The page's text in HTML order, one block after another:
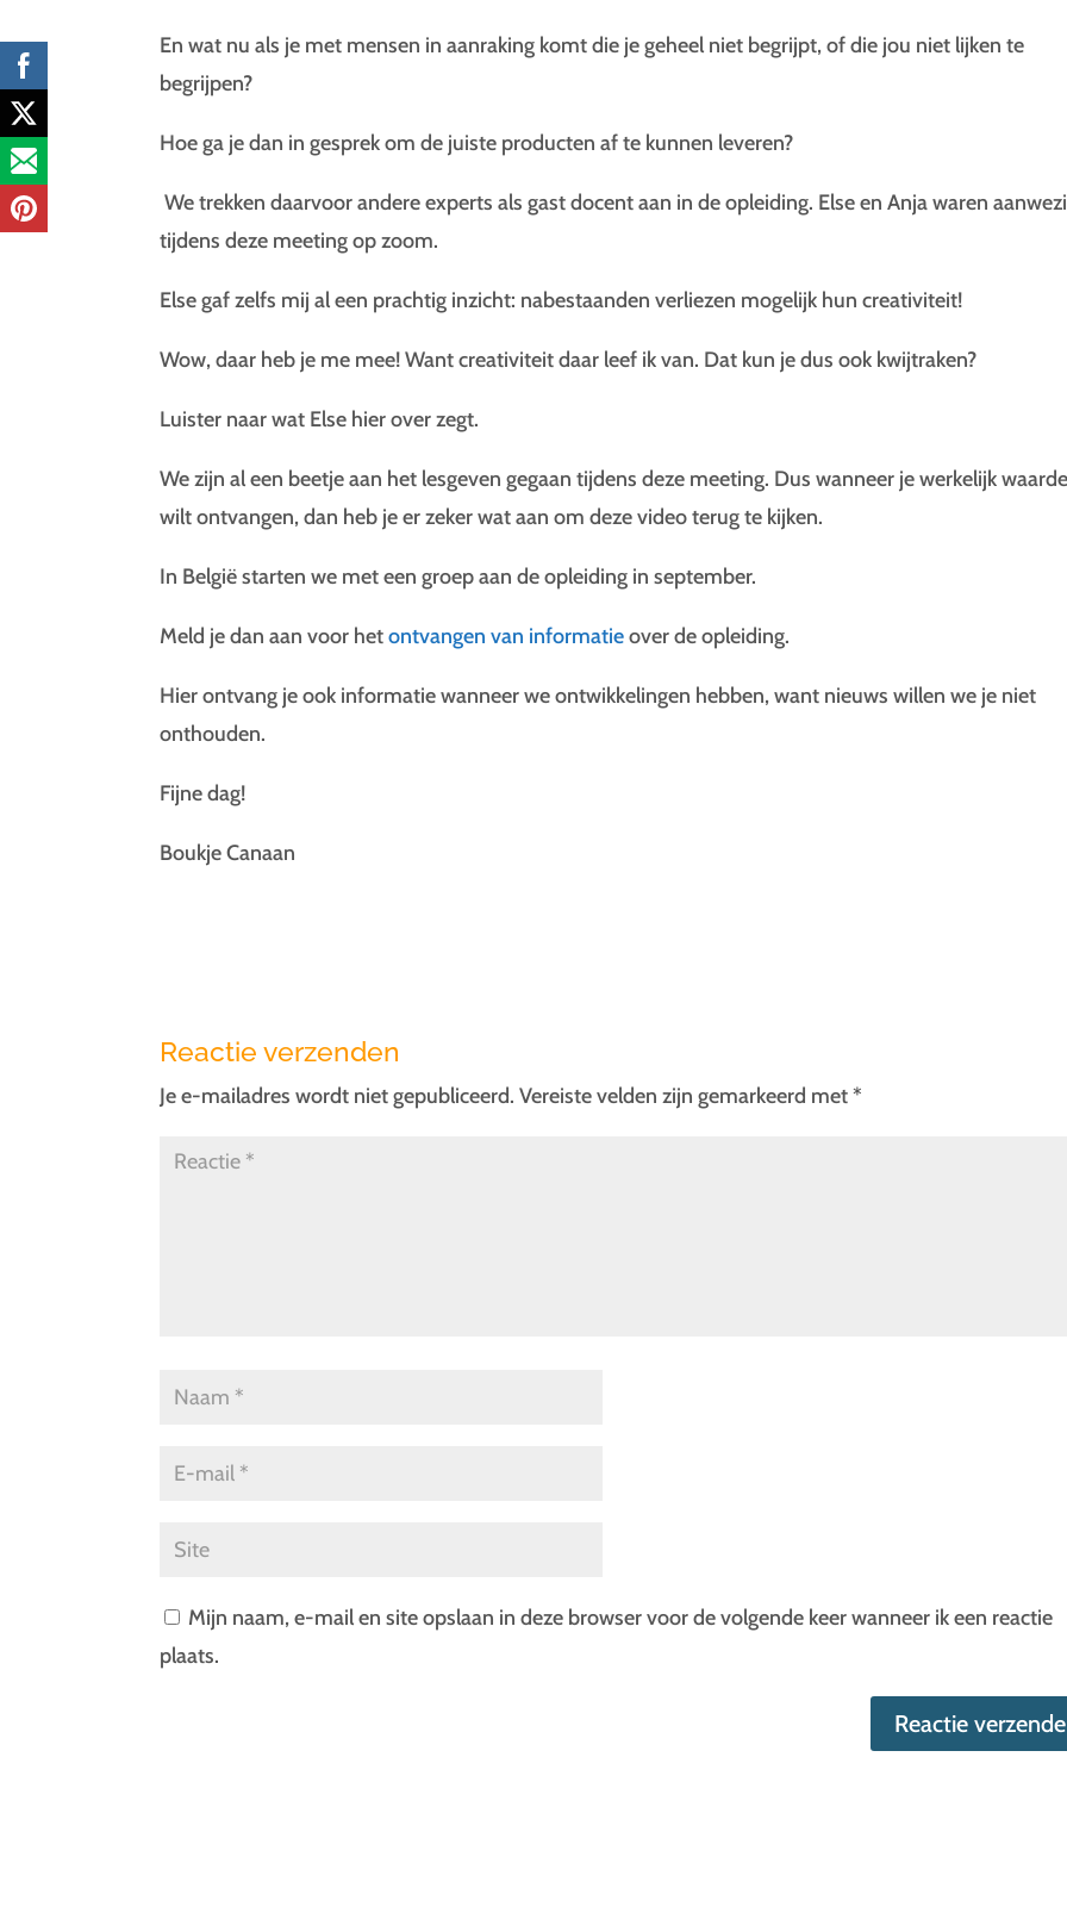
En wat nu als je met mensen in aanraking komt die je geheel niet begrijpt, of die jou niet lijken te
begrijpen?
Hoe ga je dan in gesprek om de juiste producten af te kunnen leveren?
We trekken daarvoor andere experts als gast docent aan in de opleiding. Else en Anja waren
tijdens deze meeting op zoom.
Else gaf zelfs mij al een prachtig inzicht: nabestaanden verliezen mogelijk hun creativiteit!
Wow, daar heb je me mee! Want creativiteit daar leef ik van. Dat kun je dus ook kwijtraken?
Luister naar wat Else hier over zegt.
We zijn al een beetje aan het lesgeven gegaan tijdens deze meeting. Dus wanneer je werkelijk
wilt ontvangen, dan heb je er zeker wat aan om deze video terug te kijken.
In België starten we met een groep aan de opleiding in september.
Meld je dan aan voor hetontvangen van informatieover de opleiding.
Hier ontvang je ook informatie wanneer we ontwikkelingen hebben, want nieuws willen we je niet
onthouden.
Fijne dag!
Boukje Canaan
Reactie verzenden
Je e-mailadres wordt niet gepubliceerd. Vereiste velden zijn gemarkeerd met*
Mijn naam, e-mail en site opslaan in deze browser voor de volgende keer wanneer ik een reactie
plaats.